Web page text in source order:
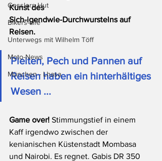
Gesslers Hut
Bikers-Life
Unterwegs mit Wilhelm Töff
Moto-News
München - Lhasa
Kunst des
Sich-igendwie-Durchwurstelns auf
Reisen.
Pleiten, Pech und Pannen auf
Reisen haben ein hinterhältiges
Wesen ...
Game over! Stimmungstief in einem
Kaff irgendwo zwischen der
kenianischen Küstenstadt Mombasa
und Nairobi. Es regnet. Gabis DR 350